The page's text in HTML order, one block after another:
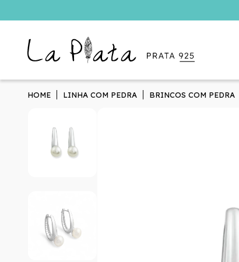
HOME LINHA COM PEDRA BRINCOS COM PEDRA